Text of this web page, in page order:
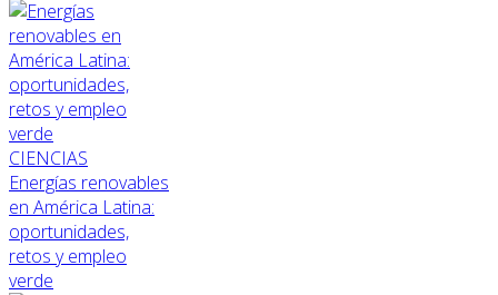
CIENCIAS
Energías renovables
en América Latina:
oportunidades,
retos y empleo
verde